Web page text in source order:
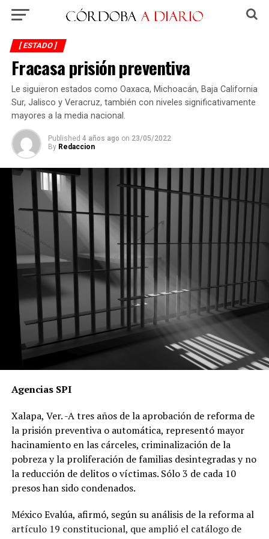
[ ESTADO ]
Fracasa prisión preventiva
Le siguieron estados como Oaxaca, Michoacán, Baja California
Sur, Jalisco y Veracruz, también con niveles significativamente
mayores a la media nacional.
Published 4 años ago on 23/05/2022
By Redaccion
Agencias SPI
Xalapa, Ver. -A tres años de la aprobación de reforma de
la prisión preventiva o automática, representó mayor
hacinamiento en las cárceles, criminalización de la
pobreza y la proliferación de familias desintegradas y no
la reducción de delitos o víctimas. Sólo 3 de cada 10
presos han sido condenados.
México Evalúa, afirmó, según su análisis de la reforma al
artículo 19 constitucional, que amplió el catálogo de